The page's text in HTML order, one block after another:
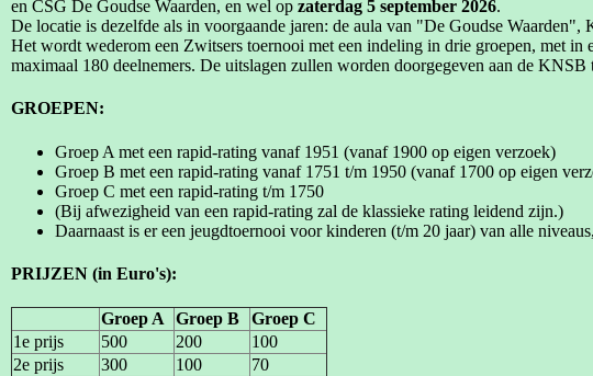
en CSG De Goudse Waarden, en wel op zaterdag 5 september 2026.
De locatie is dezelfde als in voorgaande jaren: de aula van "De Goudse Waarden",
Het wordt wederom een Zwitsers toernooi met een indeling in drie groepen, met
maximaal 180 deelnemers. De uitslagen zullen worden doorgegeven aan de
GROEPEN:
Groep A met een rapid-rating vanaf 1951 (vanaf 1900 op eigen verzoek)
Groep B met een rapid-rating vanaf 1751 t/m 1950 (vanaf 1700 op eigen
Groep C met een rapid-rating t/m 1750
(Bij afwezigheid van een rapid-rating zal de klassieke rating leidend zijn.)
Daarnaast is er een jeugdtoernooi voor kinderen (t/m 20 jaar) van alle
PRIJZEN (in Euro's):
Groep A Groep B
Groep C
1e prijs
500 200
100
2e prijs
300 100
70